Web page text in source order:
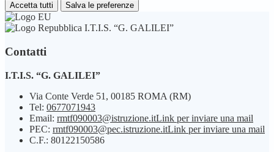
Accetta tutti Salva le preferenze
I.T.I.S. “G. GALILEI”
Contatti
I.T.I.S. “G. GALILEI”
Via Conte Verde 51, 00185 ROMA (RM)
Tel: 0677071943
Email: rmtf090003@istruzione.itLink per inviare una mail
PEC: rmtf090003@pec.istruzione.itLink per inviare una mail
C.F.: 80122150586